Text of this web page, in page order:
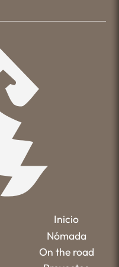
Inicio
Nómada
On the road